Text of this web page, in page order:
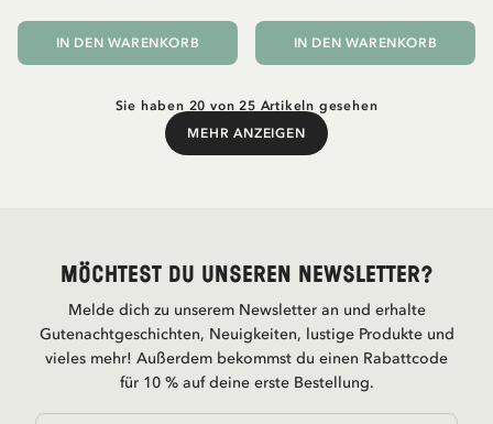
IN DEN WARENKORB IN DEN WARENKORB
Sie haben 20 von 25 Artikeln gesehen
MEHR ANZEIGEN
Mehr anzeigen
Möchtest du unseren Newsletter?
Melde dich zu unserem Newsletter an und erhalte
Gutenachtgeschichten, Neuigkeiten, lustige Produkte und
vieles mehr! Außerdem bekommst du einen Rabattcode
für 10 % auf deine erste Bestellung.